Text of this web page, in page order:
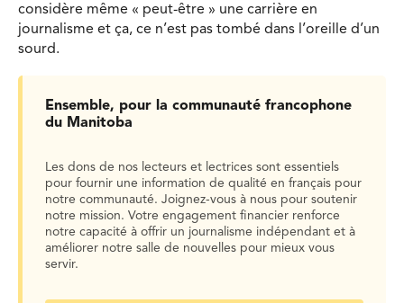
considère même « peut-être » une carrière en
journalisme et ça, ce n’est pas tombé dans l’oreille d’un
sourd.
Ensemble, pour la communauté francophone
du Manitoba
Les dons de nos lecteurs et lectrices sont essentiels
pour fournir une information de qualité en français pour
notre communauté. Joignez-vous à nous pour soutenir
notre mission. Votre engagement financier renforce
notre capacité à offrir un journalisme indépendant et à
améliorer notre salle de nouvelles pour mieux vous
servir.